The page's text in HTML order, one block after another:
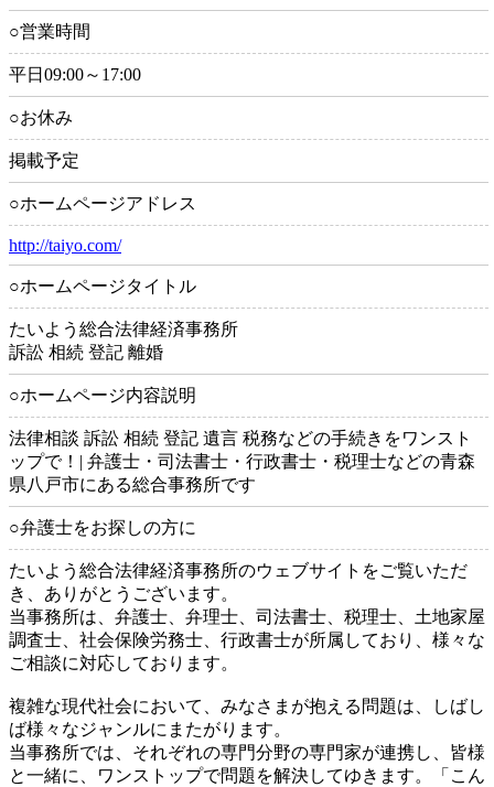
○営業時間
平日09:00～17:00
○お休み
掲載予定
○ホームページアドレス
http://taiyo.com/
○ホームページタイトル
たいよう総合法律経済事務所
訴訟 相続 登記 離婚
○ホームページ内容説明
法律相談 訴訟 相続 登記 遺言 税務などの手続きをワンスト
ップで！| 弁護士・司法書士・行政書士・税理士などの青森
県八戸市にある総合事務所です
○弁護士をお探しの方に
たいよう総合法律経済事務所のウェブサイトをご覧いただ
き、ありがとうございます。
当事務所は、弁護士、弁理士、司法書士、税理士、土地家屋
調査士、社会保険労務士、行政書士が所属しており、様々な
ご相談に対応しております。
複雑な現代社会において、みなさまが抱える問題は、しばし
ば様々なジャンルにまたがります。
当事務所では、それぞれの専門分野の専門家が連携し、皆様
と一緒に、ワンストップで問題を解決してゆきます。「こん